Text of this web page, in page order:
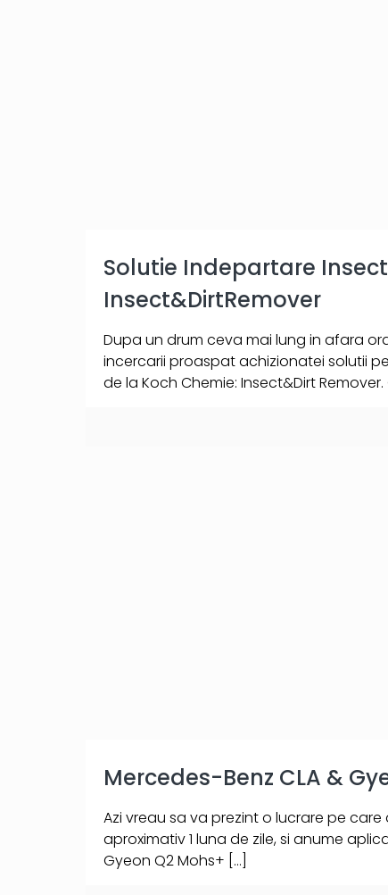
Solutie Indepartare
Insect&DirtRemover
Dupa un drum ceva mai lung in afara
incercarii proaspat achizionatei solutii
de la Koch Chemie: Insect&Dirt Remover.
Mercedes-Benz CLA &
Azi vreau sa va prezint o lucrare pe
aproximativ 1 luna de zile, si anume
Gyeon Q2 Mohs+ […]